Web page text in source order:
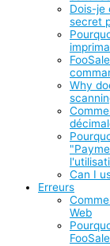
Dois-je
secret
Why
Can I
Erreurs
Web